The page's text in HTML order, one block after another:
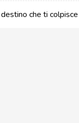
che ti